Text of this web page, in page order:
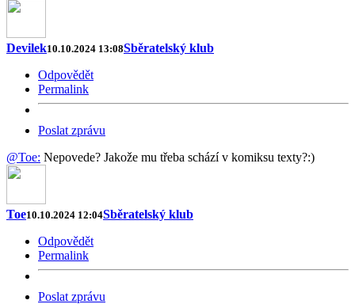
Devilek10.10.2024 13:08Sběratelský klub
Odpovědět
Permalink
Poslat zprávu
@Toe: Nepovede? Jakože mu třeba schází v komiksu texty?:)
Toe10.10.2024 12:04Sběratelský klub
Odpovědět
Permalink
Poslat zprávu